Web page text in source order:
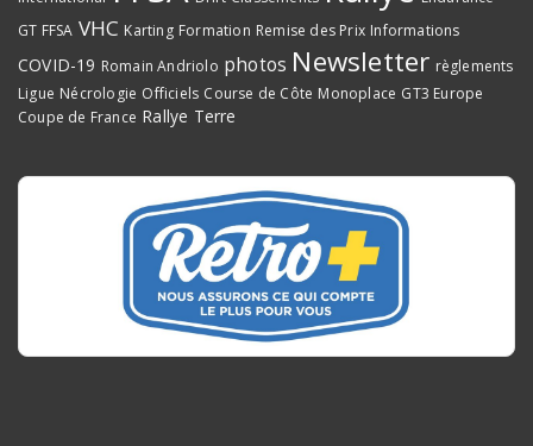
GT FFSA VHC Karting Formation Remise des Prix Informations
COVID-19 Romain Andriolo photos Newsletter règlements
Ligue Nécrologie Officiels Course de Côte Monoplace GT3 Europe
Coupe de France Rallye Terre